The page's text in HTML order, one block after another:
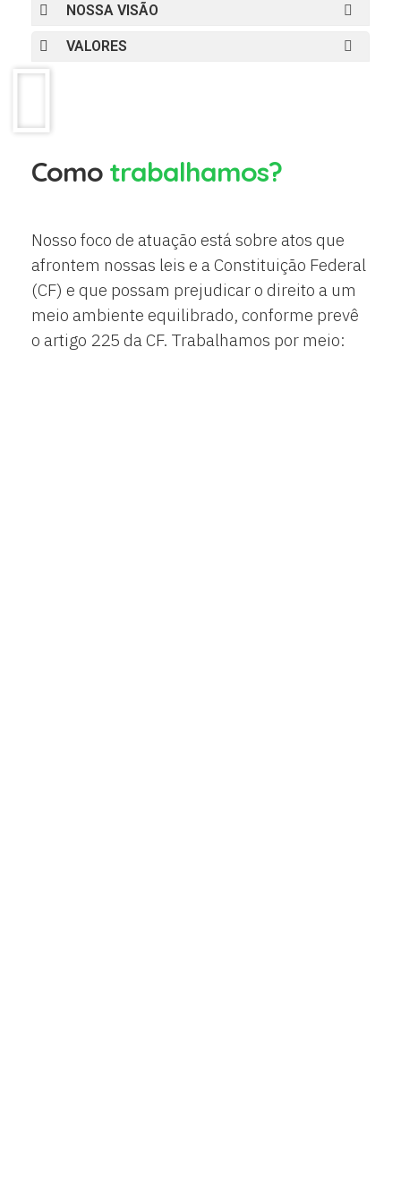
NOSSA VISÃO
VALORES
Como trabalhamos?
Nosso foco de atuação está sobre atos que
afrontem nossas leis e a Constituição Federal
(CF) e que possam prejudicar o direito a um
meio ambiente equilibrado, conforme prevê
o artigo 225 da CF. Trabalhamos por meio: